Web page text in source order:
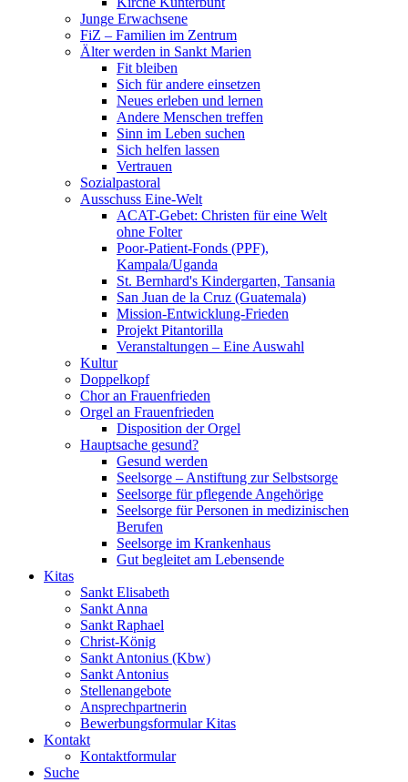
Junge Erwachsene
FiZ – Familien im Zentrum
Älter werden in Sankt Marien
Fit bleiben
Sich für andere einsetzen
Neues erleben und lernen
Andere Menschen treffen
Sinn im Leben suchen
Sich helfen lassen
Vertrauen
Sozialpastoral
Ausschuss Eine-Welt
ACAT-Gebet: Christen für eine Welt
ohne Folter
Poor-Patient-Fonds (PPF),
Kampala/Uganda
St. Bernhard's Kindergarten, Tansania
San Juan de la Cruz (Guatemala)
Mission-Entwicklung-Frieden
Projekt Pitantorilla
Veranstaltungen – Eine Auswahl
Kultur
Doppelkopf
Chor an Frauenfrieden
Orgel an Frauenfrieden
Disposition der Orgel
Hauptsache gesund?
Gesund werden
Seelsorge – Anstiftung zur Selbstsorge
Seelsorge für pflegende Angehörige
Seelsorge für Personen in medizinischen
Berufen
Seelsorge im Krankenhaus
Gut begleitet am Lebensende
Kitas
Sankt Elisabeth
Sankt Anna
Sankt Raphael
Christ-König
Sankt Antonius (Kbw)
Sankt Antonius
Stellenangebote
Ansprechpartnerin
Bewerbungsformular Kitas
Kontakt
Kontaktformular
Suche